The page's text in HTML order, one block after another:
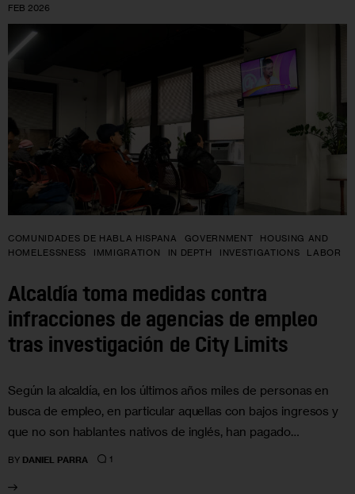
FEB 2026
COMUNIDADES DE HABLA HISPANA GOVERNMENT
HOUSING AND
HOMELESSNESS
IMMIGRATION IN DEPTH INVESTIGATIONS LABOR
Alcaldía toma medidas contra
infracciones de agencias de empleo
tras investigación de City Limits
Según la alcaldía, en los últimos años miles de personas en
busca de empleo, en particular aquellas con bajos ingresos y
que no son hablantes nativos de inglés, han pagado…
BY DANIEL PARRA 1